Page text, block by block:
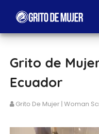
Grito de
Ecuador
Grito De Mujer | Woman